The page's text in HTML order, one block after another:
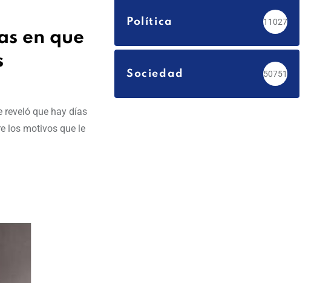
en que
reveló que hay días
los motivos que le
Política 11027
Sociedad 50751